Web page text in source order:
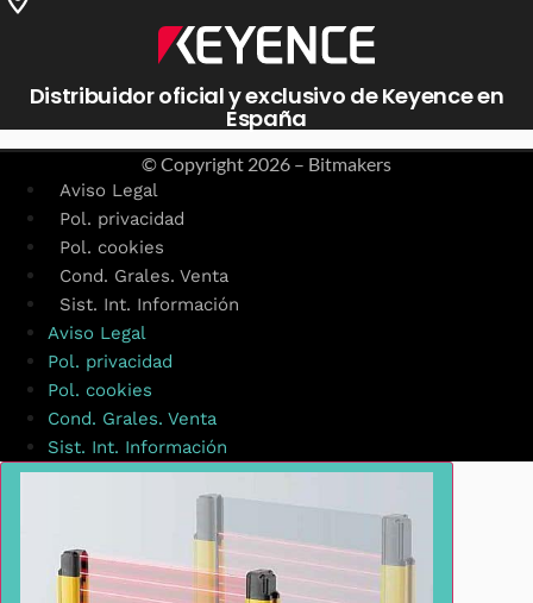
Distribuidor oficial y exclusivo de Keyence en
España
© Copyright 2026 – Bitmakers
Aviso Legal
Pol. privacidad
Pol. cookies
Cond. Grales. Venta
Sist. Int. Información
Aviso Legal
Pol. privacidad
Pol. cookies
Cond. Grales. Venta
Sist. Int. Información